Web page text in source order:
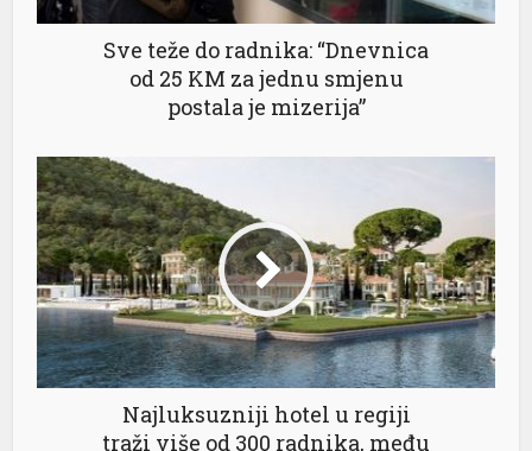
Sve teže do radnika: “Dnevnica
od 25 KM za jednu smjenu
postala je mizerija”
Najluksuzniji hotel u regiji
traži više od 300 radnika, među